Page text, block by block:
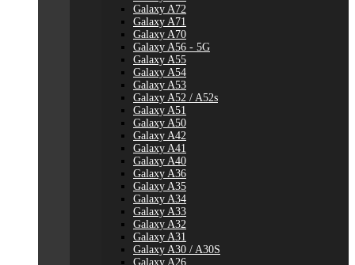
Galaxy A72
Galaxy A71
Galaxy A70
Galaxy A56 - 5G
Galaxy A55
Galaxy A54
Galaxy A53
Galaxy A52 / A52s
Galaxy A51
Galaxy A50
Galaxy A42
Galaxy A41
Galaxy A40
Galaxy A36
Galaxy A35
Galaxy A34
Galaxy A33
Galaxy A32
Galaxy A31
Galaxy A30 / A30S
Galaxy A26